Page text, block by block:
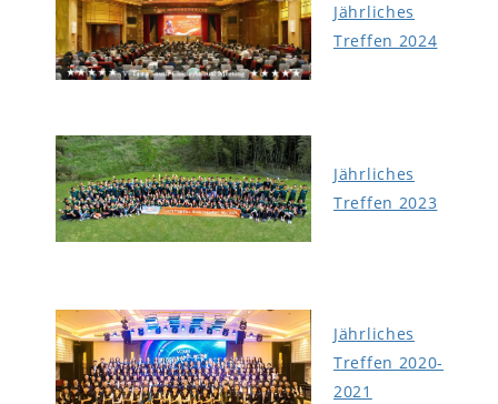
Jährliches
Treffen 2024
Jährliches
Treffen 2023
Jährliches
Treffen 2020-
2021